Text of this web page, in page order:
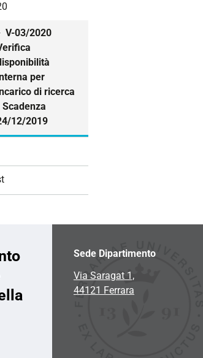
V-03/2020
per
di ricerca
Scadenza
12/2019
Sede Dipartimento
Via Saragat 1,
44121 Ferrara